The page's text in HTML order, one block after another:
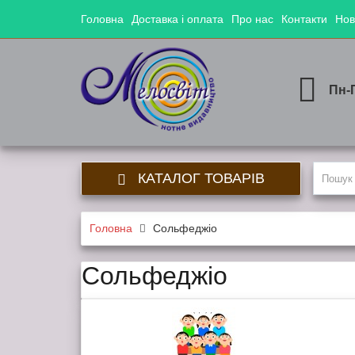
Головна Доставка і оплата Про нас Контакти
Пн-
КАТАЛОГ ТОВАРІВ
Головна Сольфеджіо
Сольфеджіо